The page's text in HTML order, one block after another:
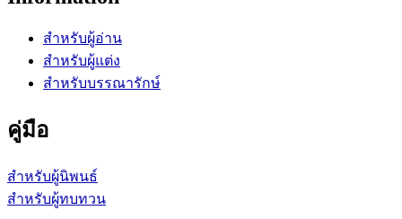
สำหรับผู้อ่าน
สำหรับผู้แต่ง
สำหรับบรรณารักษ์
คู่มือ
สำหรับผู้นิพนธ์
สำหรับผู้ทบทวน